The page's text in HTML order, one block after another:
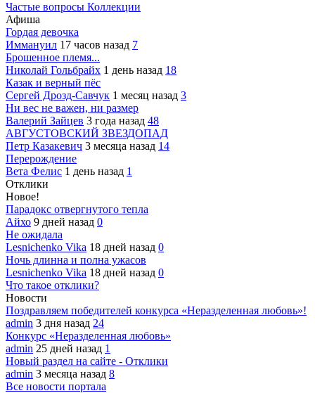
Частые вопросы Коллекции
Афиша
Гордая девочка
Иммануил 17 часов назад 7
Брошенное племя...
Николай Гольбрайх 1 день назад 18
Казак и верный пёс
Сергей Дрозд-Савчук 1 месяц назад 3
Ни вес не важен, ни размер
Валерий Зайцев 3 года назад 48
АВГУСТОВСКИЙ ЗВЕЗДОПАД
Петр Казакевич 3 месяца назад 14
Перерождение
Вета Фелис 1 день назад 1
Отклики
Новое!
Парадокс отвергнутого тепла
Айхо 9 дней назад 0
Не ожидала
Lesnichenko Vika 18 дней назад 0
Ночь длинна и полна ужасов
Lesnichenko Vika 18 дней назад 0
Что такое отклики?
Новости
Поздравляем победителей конкурса «Неразделенная любовь»!
admin 3 дня назад 24
Конкурс «Неразделенная любовь»
admin 25 дней назад 1
Новый раздел на сайте - Отклики
admin 3 месяца назад 8
Все новости портала